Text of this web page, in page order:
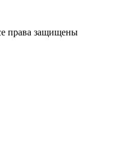
права защищены